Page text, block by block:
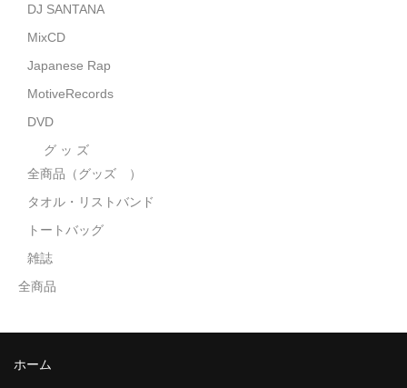
タオル・リストバンド
トートバッグ
全商品
DJ SANTANA
MixCD
Japanese Rap
MotiveRecords
DVD
グ ッ ズ
全商品（グッズ ）
タオル・リストバンド
トートバッグ
雑誌
全商品
ホーム